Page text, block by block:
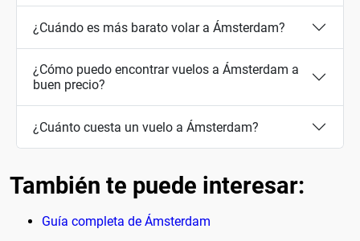
¿Cuándo es más barato volar a Ámsterdam?
¿Cómo puedo encontrar vuelos a Ámsterdam a
buen precio?
¿Cuánto cuesta un vuelo a Ámsterdam?
También te puede interesar:
Guía completa de Ámsterdam